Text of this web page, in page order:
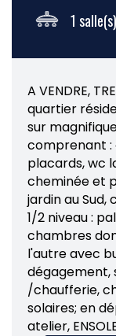
1
A VENDRE,
quartier
sur
comprenant :
placards, wc
cheminée et
jardin au Sud,
1/2 niveau :
chambres
l'autre avec
dégagement,
/chaufferie,
solaires; en
atelier,